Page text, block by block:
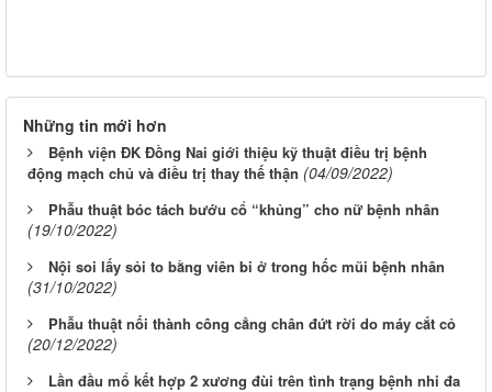
Những tin mới hơn
Bệnh viện ĐK Đồng Nai giới thiệu kỹ thuật điều trị bệnh
động mạch chủ và điều trị thay thế thận (04/09/2022)
Phẫu thuật bóc tách bướu cổ “khủng” cho nữ bệnh nhân
(19/10/2022)
Nội soi lấy sỏi to bằng viên bi ở trong hốc mũi bệnh nhân
(31/10/2022)
Phẫu thuật nối thành công cẳng chân đứt rời do máy cắt cỏ
(20/12/2022)
Lần đầu mổ kết hợp 2 xương đùi trên tình trạng bệnh nhi đa